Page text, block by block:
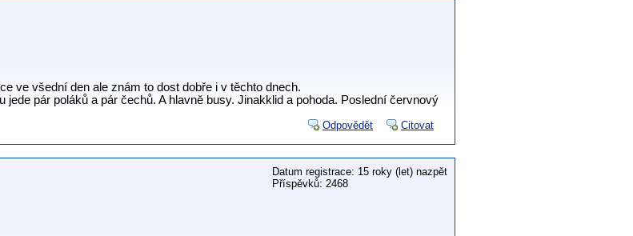
ve všední den ale znám to dost dobře i v těchto dnech.
pár poláků a pár čechů. A hlavně busy. Jinakklid a pohoda. Poslední červnový
Odpovědět Citovat
Datum registrace: 15 roky (let) nazpět
Příspěvků: 2468